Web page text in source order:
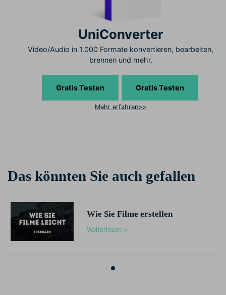
UniConverter
Video/Audio in 1.000 Formate konvertieren, bearbeiten,
brennen und mehr.
Gratis Testen Gratis Testen
Mehr erfahren>>
Das könnten Sie auch gefallen
Wie Sie Filme erstellen
Weiterlesen >